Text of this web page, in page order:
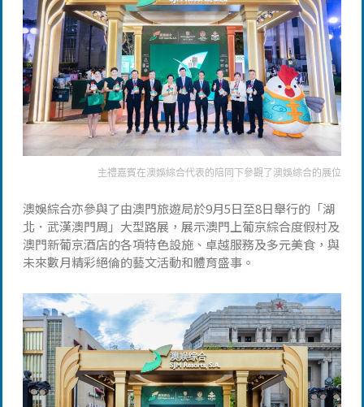
主禮嘉賓在澳娛綜合代表的陪同下參觀了澳娛綜合的展位
澳娛綜合亦參與了由澳門旅遊局於9月5日至8日舉行的「湖
北．武漢澳門周」大型路展，展示澳門上葡京綜合度假村及
澳門新葡京酒店的各項特色設施、卓越服務及多元美食，與
未來數月精彩絕倫的藝文活動和體育盛事。